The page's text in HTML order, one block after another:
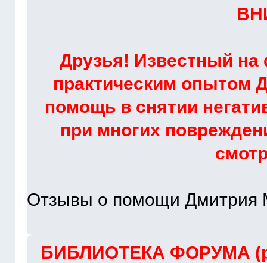
Друзья! Известный
практическим опытом
помощь в снятии
при многих
Отзывы о помощи Дмитрия
БИБЛИОТЕКА ФОРУМА